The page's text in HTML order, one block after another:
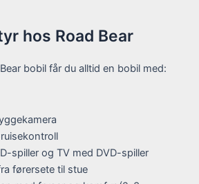
hos Road Bear
bobil får du alltid en bobil med:
spiller og TV med DVD-spiller
førersete til stue